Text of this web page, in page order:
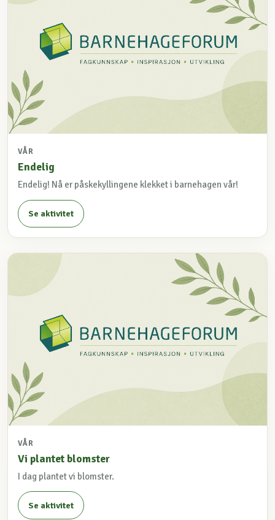
VÅR
Endelig
Endelig! Nå er påskekyllingene klekket i barnehagen vår!
Se aktivitet
VÅR
Vi plantet blomster
I dag plantet vi blomster.
Se aktivitet